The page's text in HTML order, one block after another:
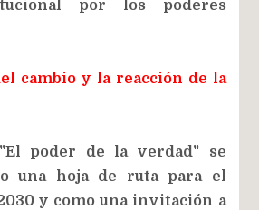
por los poderes
cambio y la reacción de la
poder de la verdad" se
una hoja de ruta para el
y como una invitación a